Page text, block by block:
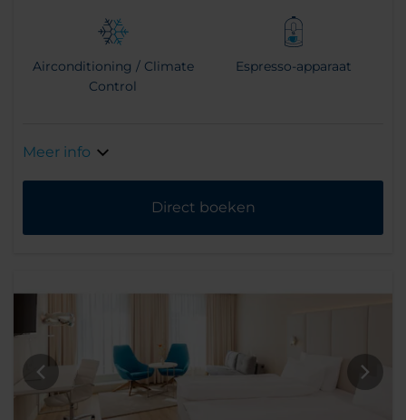
Airconditioning / Climate
Control
Espresso-apparaat
Meer info
Direct boeken